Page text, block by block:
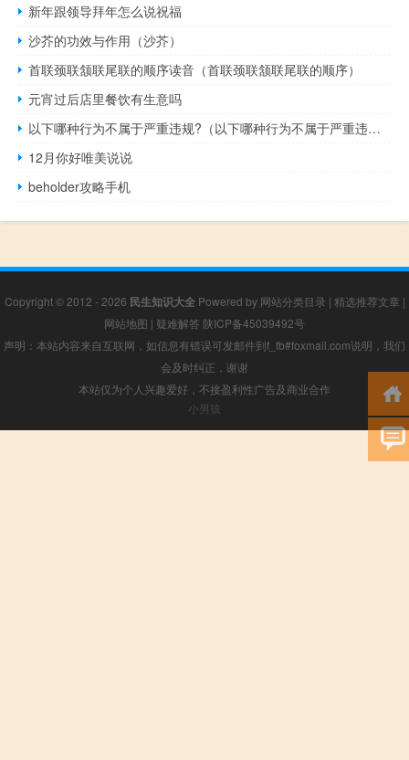
新年跟领导拜年怎么说祝福
沙芥的功效与作用（沙芥）
首联颈联颔联尾联的顺序读音（首联颈联颔联尾联的顺序）
元宵过后店里餐饮有生意吗
以下哪种行为不属于严重违规?（以下哪种行为不属于严重违规）
12月你好唯美说说
beholder攻略手机
Copyright © 2012 - 2026 民生知识大全Powered by 网站分类目录 | 精选推荐文章 |
网站地图 | 疑难解答 陕ICP备45039492号
声明：本站内容来自互联网，如信息有错误可发邮件到f_fb#foxmail.com说明，我们
会及时纠正，谢谢
本站仅为个人兴趣爱好，不接盈利性广告及商业合作
小男孩